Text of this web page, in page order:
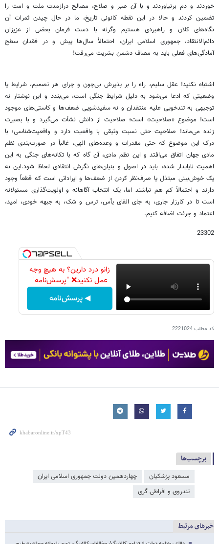
خوردند و دم برنیاوردند و با آن صبر و صلاح، مصالح درازمدت ملت و امت را
تضمین کردند و حالا در این نقطه کانونی تاریخ، ما در حال چیدن ثمرات آن
نگاه‌های کلان و راهبردی هستیم وگرنه با دست فرمان بعضی از عزیزان
دائم‌الانتقاد، جمهوری اسلامی ایران، احتمالاً سال‌ها پیش و در فقدان سطح
آمادگی‌های فعلی باید به مصاف دشمن بشریت می‌رفت!
اشتباه نکنید! عقل سلیم، راه را بر پذیرش بی‌چون ‌و چرای هر تصمیم، شرایط یا
وضعیتی که ادعا می‌شود به دلیل شرایط جنگی است، می‌بندد و این نوشتار نه
توجیهی به تندخویی علیه منتقدان و نه سفیدشویی ضعف‌ها و کاستی‌های موجود
است! موضوع «صلاحیت» است؛ صلاحیت از دانش نشأت می‌گیرد و با بصیرت
زنده می‌ماند! صلاحیت حتی نسبت وثیقی با واقعیت دارد و واقعیت‌شناسی؛ با
درک این موضوع که حتی مقدرات و وعده‌های الهی، غالباً در صورت‌بندی نظم
مادی جهان اتفاق می‎‌افتد و این نظم مادی، آن‌ گاه که با تکانه‌های جنگی به این
اهمیت ناپایدار شده، باید در اصول و بنیان‌های نگرش انتقادی لحاظ شود.این نه
یک خوش‌بینی مبتذل یا صرف‌نظر کردن از ضعف‌ها و ایراداتی است که قطعاً وجود
دارند و احتمالاً کم هم نباشند اما، یک انتخاب آگاهانه و اولویت‌گذاری مسئولانه
است تا در کارزار جاری، به جای القای یأس، ترس و شک، به جبهه خودی، امید،
اعتماد و جرئت اضافه کنیم.
23302
زانو درد دارین؟ به هیچ وجه
عمل نکنید❌ "پرسش‌نامه"
◀ پرسش‌نامه
کد مطلب2221024
برچسب‌ها
مسعود پزشکیان
چهاردهمین دولت جمهوری اسلامی ایران
تندروی و افراطی گری
خبرهای مرتبط